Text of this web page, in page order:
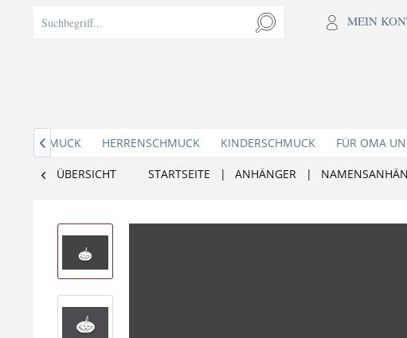
MEIN
HERRENSCHMUCK KINDERSCHMUCK FÜR OMA

ÜBERSICHT STARTSEITE | ANHÄNGER |